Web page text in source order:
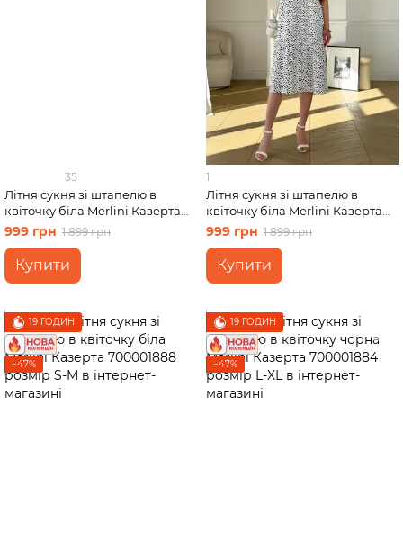
35
Літня сукня зі штапелю в
квіточку біла Merlini Казерта
700001606 розмір L-XL
999 грн 1 899 грн
Купити
1
Літня сукня зі штапелю в
квіточку біла Merlini Казерта
700001883 розмір S-M
999 грн 1 899 грн
Купити
19 ГОДИН
−47%
19 ГОДИН
−47%